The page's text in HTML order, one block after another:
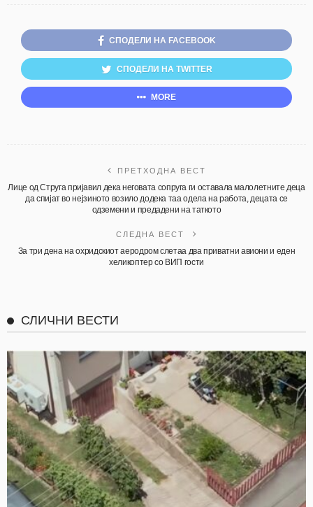
СПОДЕЛИ НА FACEBOOK
СПОДЕЛИ НА TWITTER
MORE
ПРЕТХОДНА ВЕСТ
Лице од Струга пријавил дека неговата сопруга ги оставала малолетните деца
да спијат во нејзиното возило додека таа одела на работа, децата се
одземени и предадени на таткото
СЛЕДНА ВЕСТ
За три дена на охридскиот аеродром слетаа два приватни авиони и еден
хеликоптер со ВИП гости
СЛИЧНИ ВЕСТИ